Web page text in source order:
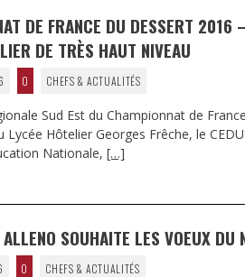
DE FRANCE DU DESSERT 2016
DE TRÈS HAUT NIVEAU
0 CHEFS & ACTUALITÉS
Sud Est du Championnat de
Lycée Hôtelier Georges Frêche, le
Nationale, […]
SOUHAITE LES VOEUX DU
0 CHEFS & ACTUALITÉS